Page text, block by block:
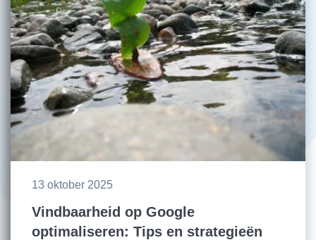
13 oktober 2025
Vindbaarheid op Google
optimaliseren: Tips en strategieën